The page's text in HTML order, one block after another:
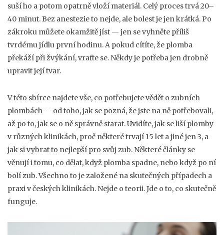
suší ho a potom opatrně vloží materiál. Celý proces trvá 20–
40 minut. Bez anestezie to nejde, ale bolest je jen krátká. Po
zákroku můžete okamžitě jíst — jen se vyhněte příliš
tvrdému jídlu první hodinu. A pokud cítíte, že plomba
překáží při žvýkání, vraťte se. Někdy je potřeba jen drobně
upravit její tvar.
V této sbírce najdete vše, co potřebujete vědět o zubních
plombách — od toho, jak se pozná, že jste na ně potřebovali,
až po to, jak se o ně správně starat. Uvidíte, jak se liší plomby
v různých klinikách, proč některé trvají 15 let a jiné jen 3, a
jak si vybrat to nejlepší pro svůj zub. Některé články se
věnují i tomu, co dělat, když plomba spadne, nebo když po ní
bolí zub. Všechno to je založené na skutečných případech a
praxi v českých klinikách. Nejde o teorii. Jde o to, co skutečně
funguje.